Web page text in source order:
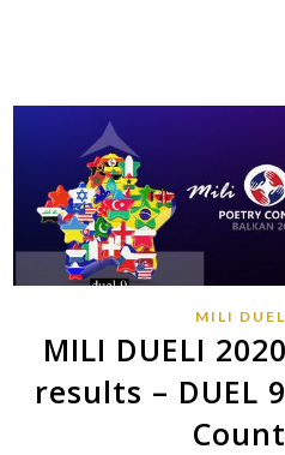
MILI
MILI DUELI
results – DUEL